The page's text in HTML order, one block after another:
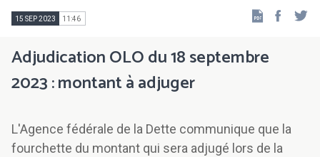
15 SEP 2023 11:46
Adjudication OLO du 18 septembre
2023 : montant à adjuger
L'Agence fédérale de la Dette communique que la
fourchette du montant qui sera adjugé lors de la